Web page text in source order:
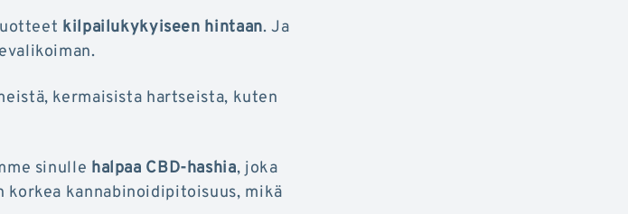
kilpailukykyiseen hintaan. Ja
kermaisista hartseista, kuten
sinulle halpaa CBD-hashia, joka
korkea kannabinoidipitoisuus, mikä